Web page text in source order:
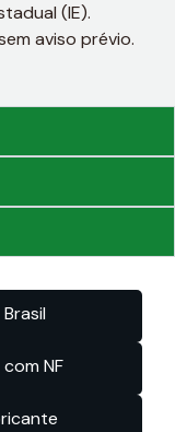
(IE).
aviso prévio.
NF